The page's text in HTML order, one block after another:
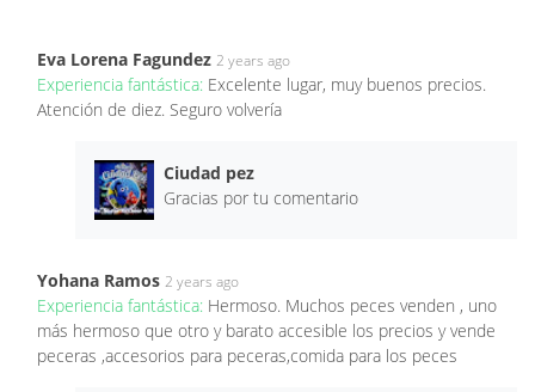
Eva Lorena Fagundez 2 years ago
Experiencia fantástica: Excelente lugar, muy buenos precios.
Atención de diez. Seguro volvería
Ciudad pez
Gracias por tu comentario
Yohana Ramos 2 years ago
Experiencia fantástica: Hermoso. Muchos peces venden , uno
más hermoso que otro y barato accesible los precios y vende
peceras ,accesorios para peceras,comida para los peces